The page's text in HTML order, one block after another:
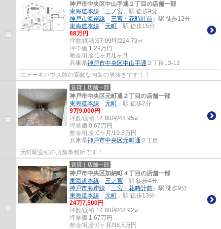
神戸市中央区中山手通２丁目の店舗一部
東海道本線 「 三ノ宮 」駅 徒歩9分
神戸市海岸線 「 三宮・花時計前 」駅 徒歩12分
東海道本線 「 元町 」駅 徒歩15分
88万円
坪数/面積:67.99坪/224.79㎡
坪単価:1.29万円
敷金/礼金:1ヶ月/1ヶ月
兵庫県神戸市中央区中山手通 ２丁目13-12
ステーキハウス跡の素敵な内装の居抜きです！！
賃貸｜店舗一部
神戸市中央区元町通２丁目の店舗一部
東海道本線 「 元町 」駅 徒歩2分
9万9,000円
坪数/面積:14.80坪/48.95㎡
坪単価:0.67万円
敷金/礼金:0ヶ月/19.8万円
兵庫県神戸市中央区元町通 ２丁目
元町駅直結の店舗事務所です！
賃貸｜店舗一部
神戸市中央区加納町４丁目の店舗一部
東海道本線 「 三ノ宮 」駅 徒歩4分
神戸市海岸線 「 三宮・花時計前 」駅 徒歩9分
東海道本線 「 元町 」駅 徒歩13分
24万7,500円
坪数/面積:14.80坪/48.92㎡
坪単価:1.67万円
敷金/礼金:0ヶ月/38.5万円